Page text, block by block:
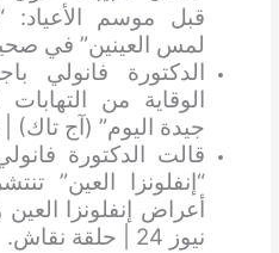
قبل موسم
لمس العينين” في
الدكتورة فانولي
الوقاية من
جيدة اليوم” (آج
قالت الدكتورة
“إنفلونزا العين”
أعراض إنفلونزا
نيوز 24 | حلقة نقاش.